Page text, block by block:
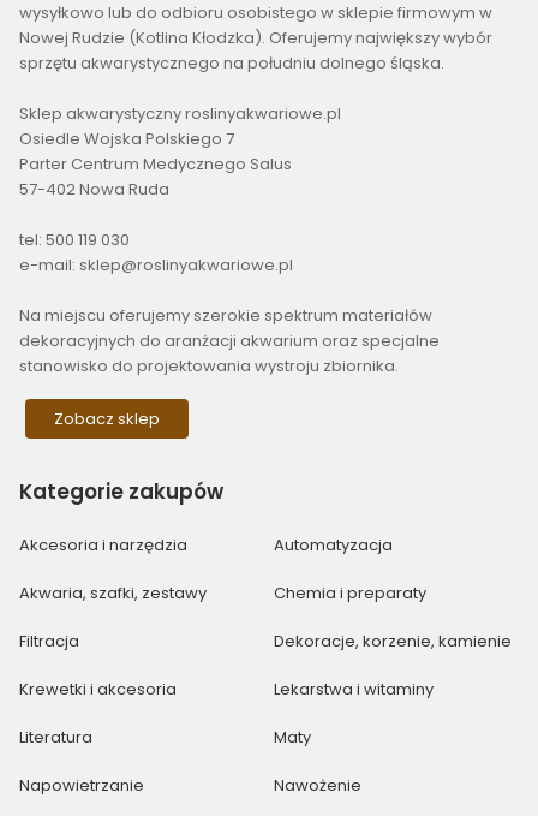
wysyłkowo lub do odbioru osobistego w sklepie firmowym w
Nowej Rudzie (Kotlina Kłodzka). Oferujemy największy wybór
sprzętu akwarystycznego na południu dolnego śląska.
Sklep akwarystyczny roslinyakwariowe.pl
Osiedle Wojska Polskiego 7
Parter Centrum Medycznego Salus
57-402 Nowa Ruda
tel: 500 119 030
e-mail: sklep@roslinyakwariowe.pl
Na miejscu oferujemy szerokie spektrum materiałów
dekoracyjnych do aranżacji akwarium oraz specjalne
stanowisko do projektowania wystroju zbiornika.
Zobacz sklep
Kategorie zakupów
Akcesoria i narzędzia Automatyzacja
Akwaria, szafki, zestawy Chemia i preparaty
Filtracja Dekoracje, korzenie, kamienie
Krewetki i akcesoria Lekarstwa i witaminy
Literatura Maty
Napowietrzanie Nawożenie